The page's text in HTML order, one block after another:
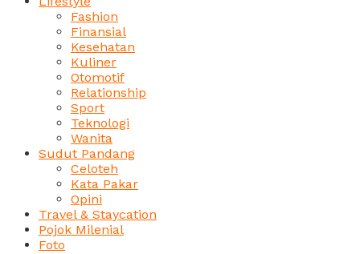
Fashion
Finansial
Kesehatan
Kuliner
Otomotif
Relationship
Sport
Teknologi
Wanita
Sudut Pandang
Celoteh
Kata Pakar
Opini
Travel & Staycation
Pojok Milenial
Foto